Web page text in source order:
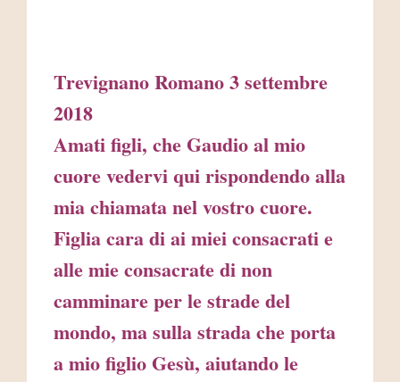
Trevignano Romano 3 settembre
2018
Amati figli, che Gaudio al mio
cuore vedervi qui rispondendo alla
mia chiamata nel vostro cuore.
Figlia cara di ai miei consacrati e
alle mie consacrate di non
camminare per le strade del
mondo, ma sulla strada che porta
a mio figlio Gesù, aiutando le